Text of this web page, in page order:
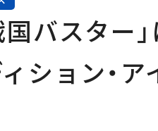
国バスター
ション・ア